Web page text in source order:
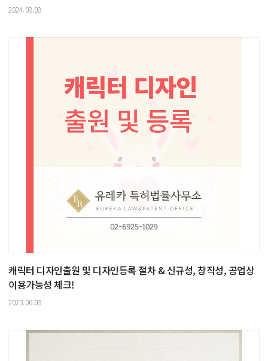
2024.08.08
캐릭터 디자인출원 및 디자인등록 절차 & 신규성, 창작성, 공업상
이용가능성 체크!
2023.06.08